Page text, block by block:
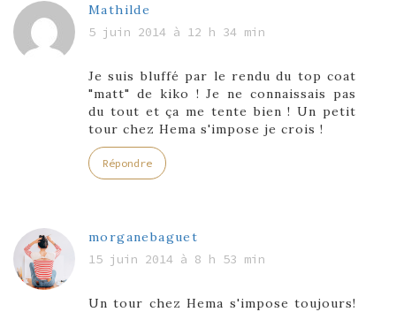
Mathilde
5 juin 2014 à 12 h 34 min
Je suis bluffé par le rendu du top coat
"matt" de kiko ! Je ne connaissais pas
du tout et ça me tente bien ! Un petit
tour chez Hema s'impose je crois !
Répondre
morganebaguet
15 juin 2014 à 8 h 53 min
Un tour chez Hema s'impose toujours!